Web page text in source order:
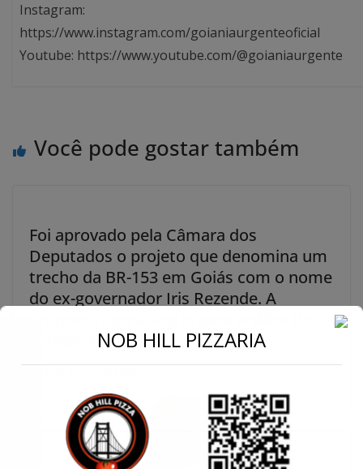
Instagram:
https://www.instagram.com/goianiaurgenteoficial
Youtube: https://www.youtube.com/@goianiaurgente
Você pode gostar também
Foi aprovado pela Câmara dos
Deputados o projeto que denomina um
trecho da BR-153 em Goiás com o nome
do ex-governador Iris Rezende. A
Senado Federal.NOB HILL PIZZARIA